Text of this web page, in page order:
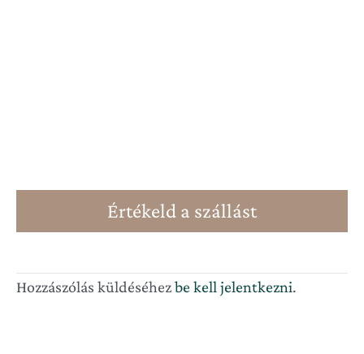
Értékeld a szállást
Hozzászólás küldéséhezbe kell jelentkezni.